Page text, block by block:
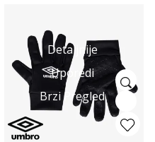
Detaljnije
Uporedi
Brzi Pregled